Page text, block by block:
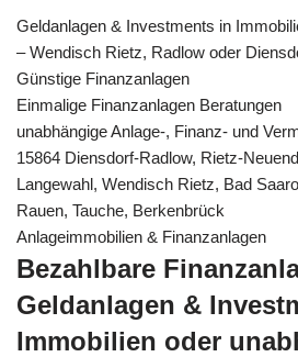
Geldanlagen & Investments in
– Wendisch Rietz, Radlow oder
Günstige Finanzanlagen
Einmalige Finanzanlagen Beratungen
unabhängige Anlage-, Finanz- und
15864 Diensdorf-Radlow, Rietz-
Langewahl, Wendisch Rietz, Bad
Rauen, Tauche, Berkenbrück
Anlageimmobilien & Finanzanlagen
Bezahlbare
Geldanlagen &
Immobilien oder